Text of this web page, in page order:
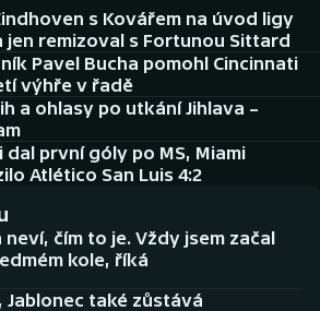
s Kovářem na úvod ligy
jen remizoval s Fortunou Sittard
Pavel Bucha pomohl Cincinnati
výhře v řadě
a ohlasy po utkání Jihlava –
dal první góly po MS, Miami
Atlético San Luis 4:2
čím to je. Vždy jsem začal
kole, říká
Jablonec také zůstává